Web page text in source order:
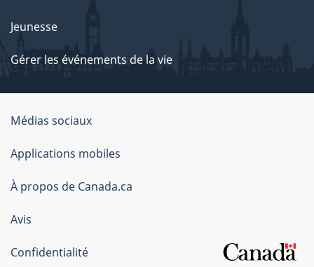
Jeunesse
Gérer les événements de la vie
Organisation
du
gouvernement
du
Canada
Médias sociaux
Applications mobiles
À propos de Canada.ca
Avis
Confidentialité